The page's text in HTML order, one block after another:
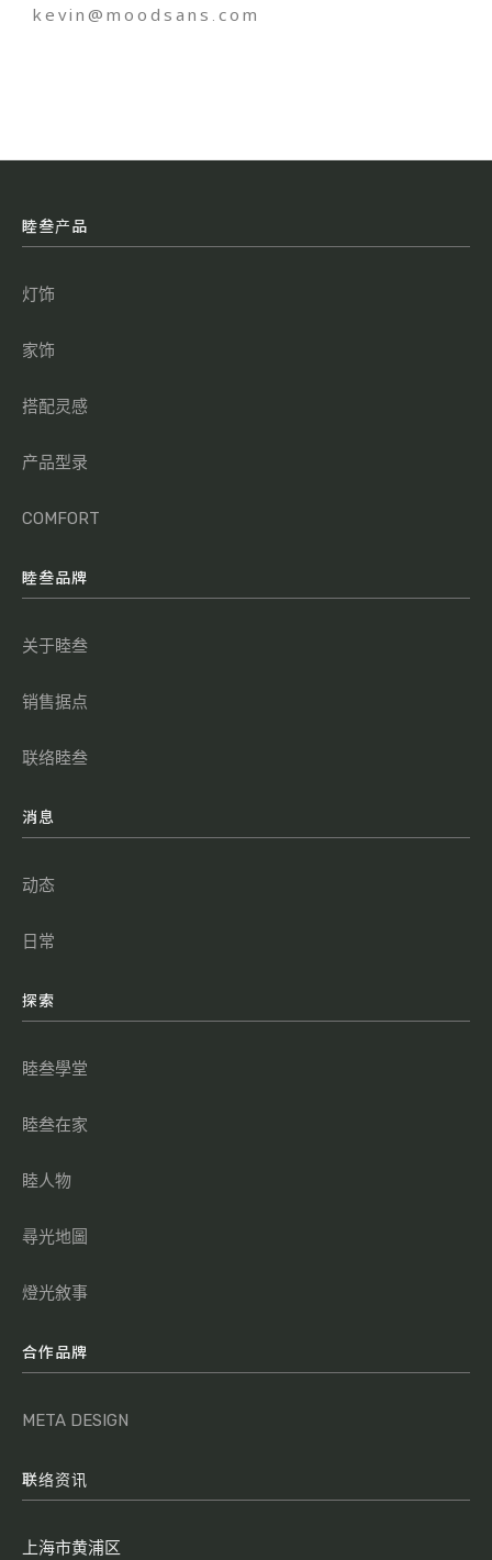
kevin@moodsans.com
睦叁产品
灯饰
家饰
搭配灵感
产品型录
COMFORT
睦叁品牌
关于睦叁
销售据点
联络睦叁
消息
动态
日常
探索
睦叁學堂
睦叁在家
睦人物
尋光地圖
燈光敘事
合作品牌
META DESIGN
联络资讯
上海市黄浦区